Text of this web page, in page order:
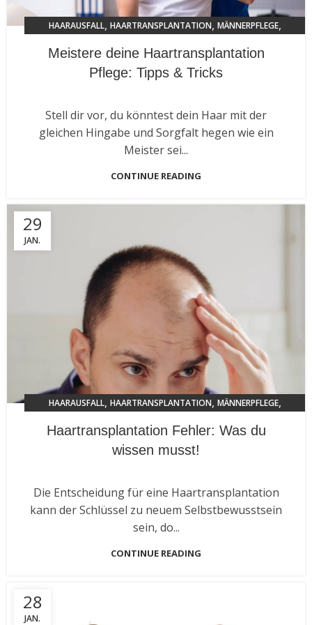
HAARAUSFALL, HAARTRANSPLANTATION, MÄNNERPFLEGE,
Meistere deine Haartransplantation
Pflege: Tipps & Tricks
Stell dir vor, du könntest dein Haar mit der
gleichen Hingabe und Sorgfalt hegen wie ein
Meister sei...
CONTINUE READING
29
JAN.
HAARAUSFALL, HAARTRANSPLANTATION, MÄNNERPFLEGE,
Haartransplantation Fehler: Was du
wissen musst!
Die Entscheidung für eine Haartransplantation
kann der Schlüssel zu neuem Selbstbewusstsein
sein, do...
CONTINUE READING
28
JAN.